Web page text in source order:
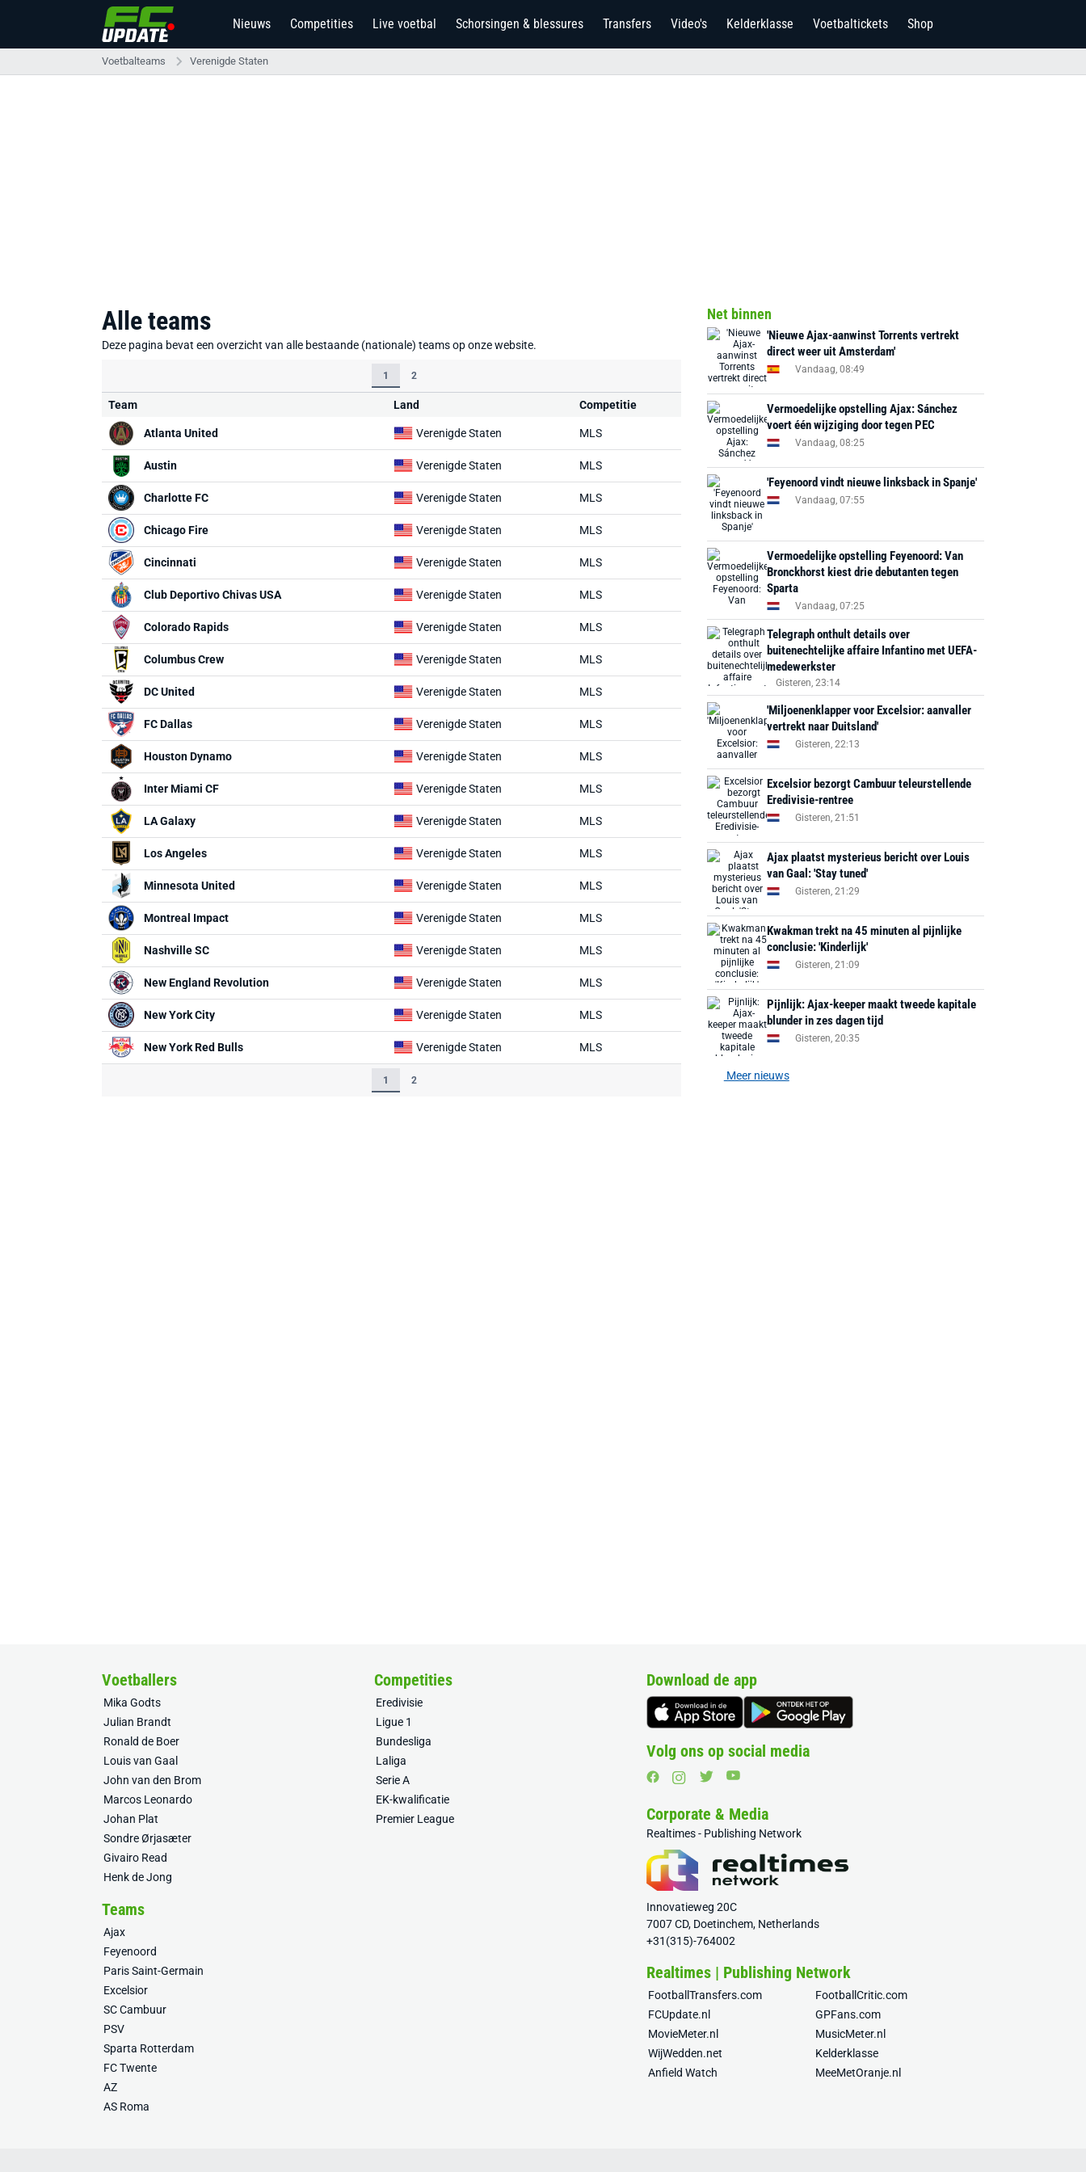
Nieuws Competities Live voetbal Schorsingen & blessures Transfers Video's Kelderklasse Voetbaltickets Shop
Voetbalteams Verenigde Staten
Alle teams
Deze pagina bevat een overzicht van alle bestaande (nationale) teams op onze website.
1 2
Team Land Competitie
Atlanta United Verenigde Staten MLS
Austin Verenigde Staten MLS
Charlotte FC Verenigde Staten MLS
Chicago Fire Verenigde Staten MLS
Cincinnati Verenigde Staten MLS
Club Deportivo Chivas USA Verenigde Staten MLS
Colorado Rapids Verenigde Staten MLS
Columbus Crew Verenigde Staten MLS
DC United Verenigde Staten MLS
FC Dallas Verenigde Staten MLS
Houston Dynamo Verenigde Staten MLS
Inter Miami CF Verenigde Staten MLS
LA Galaxy Verenigde Staten MLS
Los Angeles Verenigde Staten MLS
Minnesota United Verenigde Staten MLS
Montreal Impact Verenigde Staten MLS
Nashville SC Verenigde Staten MLS
New England Revolution Verenigde Staten MLS
New York City Verenigde Staten MLS
New York Red Bulls Verenigde Staten MLS
1 2
Net binnen
'Nieuwe Ajax-aanwinst Torrents vertrekt
direct weer uit Amsterdam'
Vandaag, 08:49
Vermoedelijke opstelling Ajax: Sánchez
voert één wijziging door tegen PEC
Vandaag, 08:25
'Feyenoord vindt nieuwe linksback in Spanje'
Vandaag, 07:55
Vermoedelijke opstelling Feyenoord: Van
Bronckhorst kiest drie debutanten tegen
Sparta
Vandaag, 07:25
Telegraph onthult details over
buitenechtelijke affaire Infantino met UEFA-
medewerkster
Gisteren, 23:14
'Miljoenenklapper voor Excelsior: aanvaller
vertrekt naar Duitsland'
Gisteren, 22:13
Excelsior bezorgt Cambuur teleurstellende
Eredivisie-rentree
Gisteren, 21:51
Ajax plaatst mysterieus bericht over Louis
van Gaal: 'Stay tuned'
Gisteren, 21:29
Kwakman trekt na 45 minuten al pijnlijke
conclusie: 'Kinderlijk'
Gisteren, 21:09
Pijnlijk: Ajax-keeper maakt tweede kapitale
blunder in zes dagen tijd
Gisteren, 20:35
Meer nieuws
Voetballers
Mika Godts
Julian Brandt
Ronald de Boer
Louis van Gaal
John van den Brom
Marcos Leonardo
Johan Plat
Sondre Ørjasæter
Givairo Read
Henk de Jong
Competities
Eredivisie
Ligue 1
Bundesliga
Laliga
Serie A
EK-kwalificatie
Premier League
Teams
Ajax
Feyenoord
Paris Saint-Germain
Excelsior
SC Cambuur
PSV
Sparta Rotterdam
FC Twente
AZ
AS Roma
Download de app
Volg ons op social media
Corporate & Media
Realtimes - Publishing Network
Innovatieweg 20C
7007 CD, Doetinchem, Netherlands
+31(315)-764002
Realtimes | Publishing Network
FootballTransfers.com
FootballCritic.com
FCUpdate.nl
GPFans.com
MovieMeter.nl
MusicMeter.nl
WijWedden.net
Kelderklasse
Anfield Watch
MeeMetOranje.nl